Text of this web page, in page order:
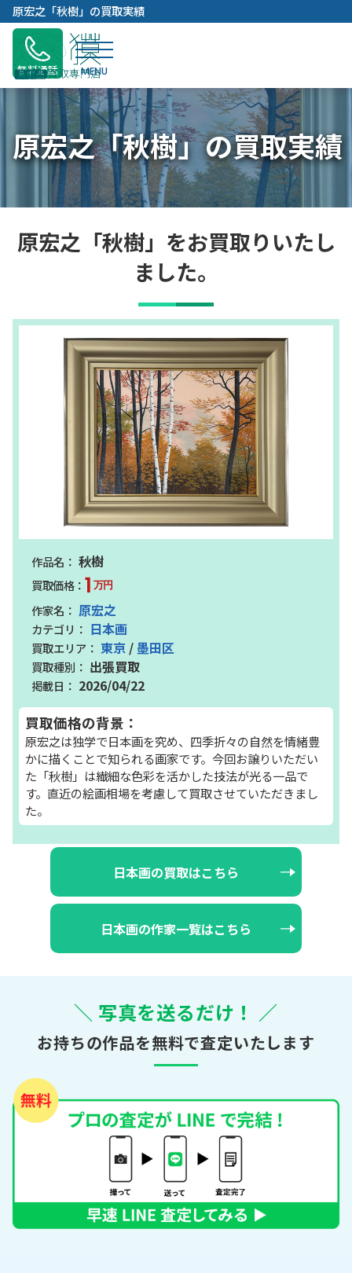
容
キ
ッ
プ
原宏之「秋樹」の買取実績
無料通話
原宏之「秋樹」の買取実績
原宏之「秋樹」をお買取りいたし
ました。
秋樹
1 万円
原宏之
日本画
東京 / 墨田区
出張買取
2026/04/22
買取価格の背景：
原宏之は独学で日本画を究め、四季折々の自然を情緒豊
かに描くことで知られる画家です。今回お譲りいただい
た「秋樹」は繊細な色彩を活かした技法が光る一品で
す。直近の絵画相場を考慮して買取させていただきまし
た。
日本画の買取はこちら
日本画の作家一覧はこちら
＼ 写真を送るだけ！ ／
お持ちの作品を無料で査定いたします